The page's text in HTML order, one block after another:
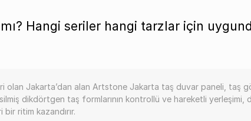
Hangi seriler hangi tarzlar için
olan Jakarta’dan alan Artstone Jakarta taş duvar paneli, taş
dikdörtgen taş formlarının kontrollü ve hareketli
ritim kazandırır.